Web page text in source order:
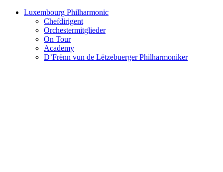
Luxembourg Philharmonic
Chefdirigent
Orchestermitglieder
On Tour
Academy
D’Frënn vun de Lëtzebuerger Philharmoniker